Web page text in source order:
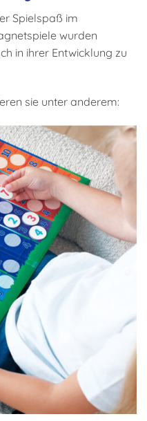
Spielspaß im
wurden
in ihrer Entwicklung zu
sie unter anderem: